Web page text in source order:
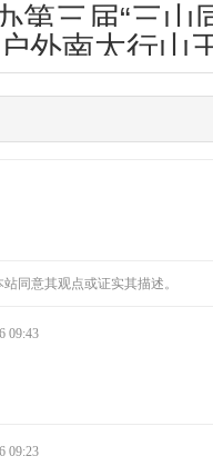
第三届“三山
外南太行山